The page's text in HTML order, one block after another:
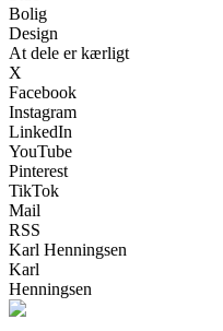
Bolig
Design
At dele er kærligt
X
Facebook
Instagram
LinkedIn
YouTube
Pinterest
TikTok
Mail
RSS
Karl Henningsen
Karl
Henningsen